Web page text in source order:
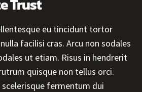
Trust
eu tincidunt tortor
facilisi cras. Arcu non sodales
ut etiam. Risus in hendrerit
quisque non tellus orci.
fermentum dui